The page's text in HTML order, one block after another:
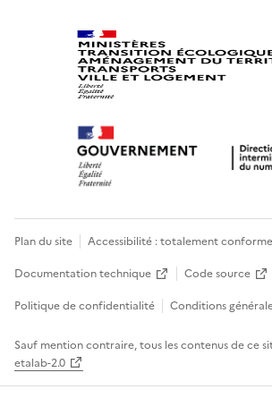
Plan du site Accessibilité : totalement conforme
Documentation technique
Code source
Politique de confidentialité
Conditions
Sauf mention contraire, tous les contenus de ce
etalab-2.0